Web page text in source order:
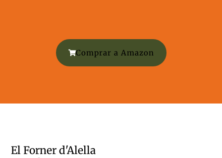
Comprar a Amazon
El Forner d'Alella